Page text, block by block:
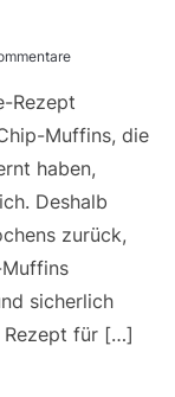
Rezept
Muffins, die
haben,
Deshalb
zurück,
sicherlich
Rezept für […]